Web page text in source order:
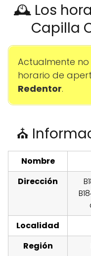
🕰️ Los
Capilla
Actualmente
horario de
Redentor.
⛪
Nombre
Dirección
Localidad
Región